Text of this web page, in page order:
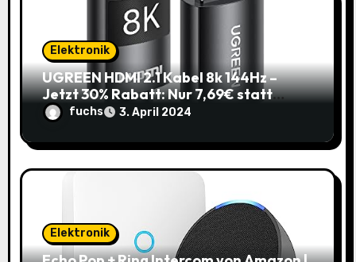
Elektronik
UGREEN HDMI 2.1 Kabel 8k 144Hz –
Jetzt 30% Rabatt: Nur 7,69€ statt
10,99€
fuchs 3. April 2024
Elektronik